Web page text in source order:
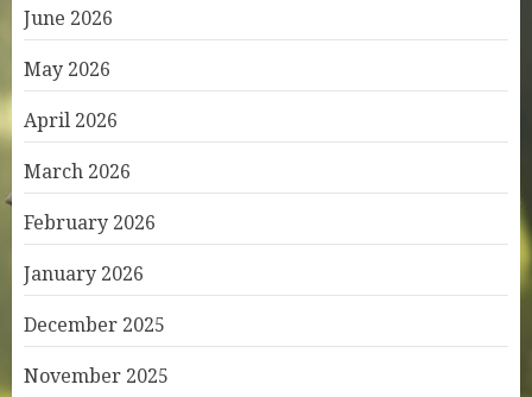
June 2026
May 2026
April 2026
March 2026
February 2026
January 2026
December 2025
November 2025